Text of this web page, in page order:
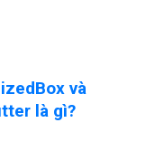
và
là gì?